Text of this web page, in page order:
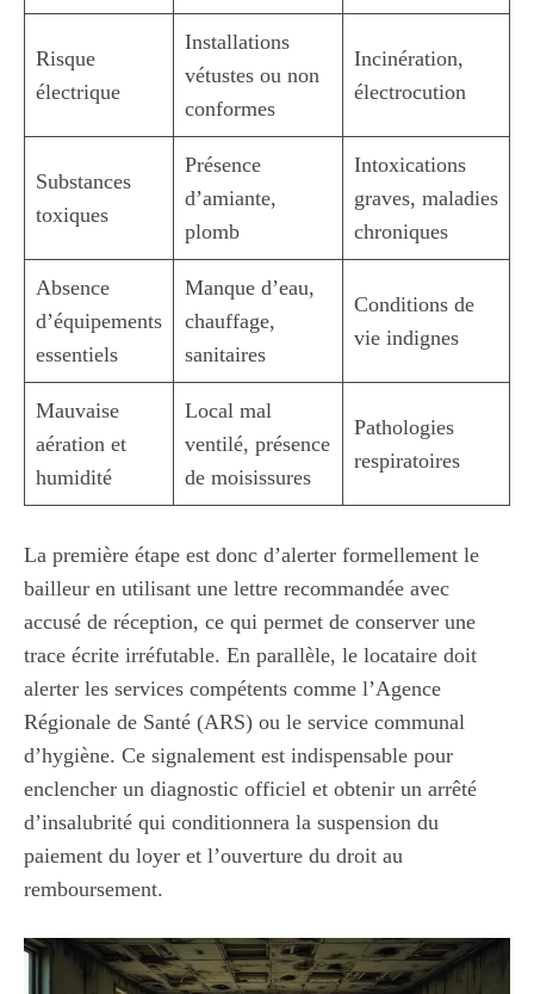
Risque
électrique
Installations
vétustes ou non
conformes
Incinération,
électrocution
Substances
toxiques
Présence
d’amiante,
plomb
Intoxications
graves, maladies
chroniques
Absence
d’équipements
essentiels
Manque d’eau,
chauffage,
sanitaires
Conditions de
vie indignes
Mauvaise
aération et
humidité
Local mal
ventilé, présence
de moisissures
Pathologies
respiratoires
La première étape est donc d’alerter formellement le
bailleur en utilisant une lettre recommandée avec
accusé de réception, ce qui permet de conserver une
trace écrite irréfutable. En parallèle, le locataire doit
alerter les services compétents comme l’Agence
Régionale de Santé (ARS) ou le service communal
d’hygiène. Ce signalement est indispensable pour
enclencher un diagnostic officiel et obtenir un arrêté
d’insalubrité qui conditionnera la suspension du
paiement du loyer et l’ouverture du droit au
remboursement.